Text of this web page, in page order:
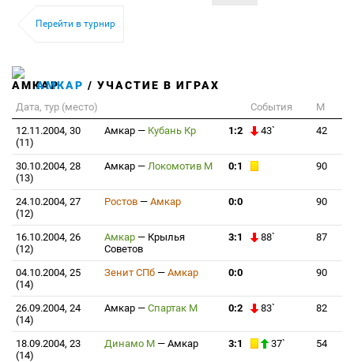
Перейти в турнир
АМКАР / УЧАСТИЕ В ИГРАХ
Дата, тур (место) События
М
12.11.2004, 30
(11)
Амкар — Кубань Кр 1:2 43` 42
30.10.2004, 28
(13)
Амкар — Локомотив М 0:1 90
24.10.2004, 27
(12)
Ростов — Амкар 0:0 90
16.10.2004, 26
(12)
Амкар — Крылья
Советов
3:1 88` 87
04.10.2004, 25
(14)
Зенит СПб — Амкар 0:0 90
26.09.2004, 24
(14)
Амкар — Спартак М 0:2 83` 82
18.09.2004, 23
(14)
Динамо М — Амкар 3:1 37` 54